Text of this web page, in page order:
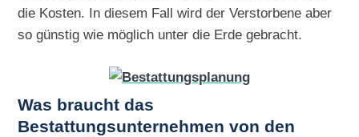
die Kosten. In diesem Fall wird der Verstorbene aber
so günstig wie möglich unter die Erde gebracht.
Was braucht das
Bestattungsunternehmen von den